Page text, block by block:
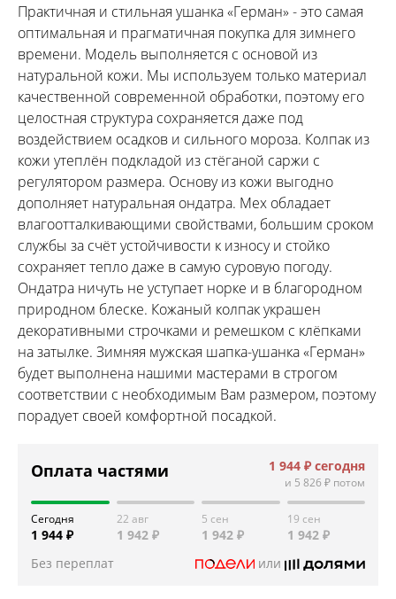
Практичная и стильная ушанка «Герман» - это самая
оптимальная и прагматичная покупка для зимнего
времени. Модель выполняется с основой из
натуральной кожи. Мы используем только материал
качественной современной обработки, поэтому его
целостная структура сохраняется даже под
воздействием осадков и сильного мороза. Колпак из
кожи утеплён подкладой из стёганой саржи с
регулятором размера. Основу из кожи выгодно
дополняет натуральная ондатра. Мех обладает
влагоотталкивающими свойствами, большим сроком
службы за счёт устойчивости к износу и стойко
сохраняет тепло даже в самую суровую погоду.
Ондатра ничуть не уступает норке и в благородном
природном блеске. Кожаный колпак украшен
декоративными строчками и ремешком с клёпками
на затылке. Зимняя мужская шапка-ушанка «Герман»
будет выполнена нашими мастерами в строгом
соответствии с необходимым Вам размером, поэтому
порадует своей комфортной посадкой.
Оплата частями 1 944 ₽ сегодня
и 5 826 ₽ потом
Сегодня
1 944 ₽
22 авг
1 942 ₽
5 сен
1 942 ₽
19 сен
1 942 ₽
Без переплат
или